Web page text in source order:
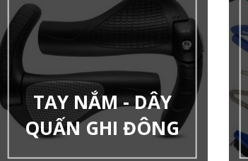
TAY NẮM - DÂY
QUẤN GHI ĐÔNG